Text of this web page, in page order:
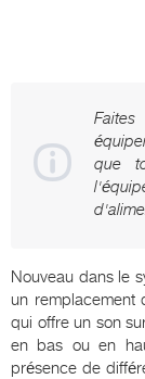
que
Nouveau dans le
un remplacement
qui offre un son
en bas ou en
présence de